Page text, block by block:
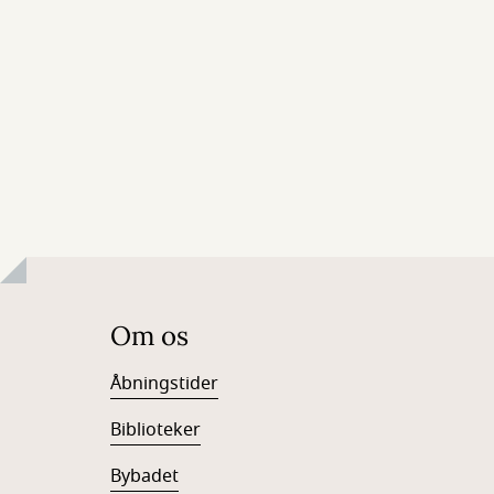
Om os
Åbningstider
Biblioteker
Bybadet